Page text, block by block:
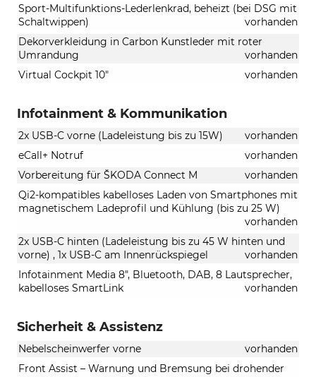
Sport-Multifunktions-Lederlenkrad, beheizt (bei DSG mit
Schaltwippen)
vorhanden
Dekorverkleidung in Carbon Kunstleder mit roter
Umrandung
vorhanden
Virtual Cockpit 10"
vorhanden
Infotainment & Kommunikation
2x USB-C vorne (Ladeleistung bis zu 15W)
vorhanden
eCall+ Notruf
vorhanden
Vorbereitung für ŠKODA Connect M
vorhanden
Qi2-kompatibles kabelloses Laden von Smartphones mit
magnetischem Ladeprofil und Kühlung (bis zu 25 W)
vorhanden
2x USB-C hinten (Ladeleistung bis zu 45 W hinten und
vorne) , 1x USB-C am Innenrückspiegel
vorhanden
Infotainment Media 8", Bluetooth, DAB, 8 Lautsprecher,
kabelloses SmartLink
vorhanden
Sicherheit & Assistenz
Nebelscheinwerfer vorne
vorhanden
Front Assist – Warnung und Bremsung bei drohender